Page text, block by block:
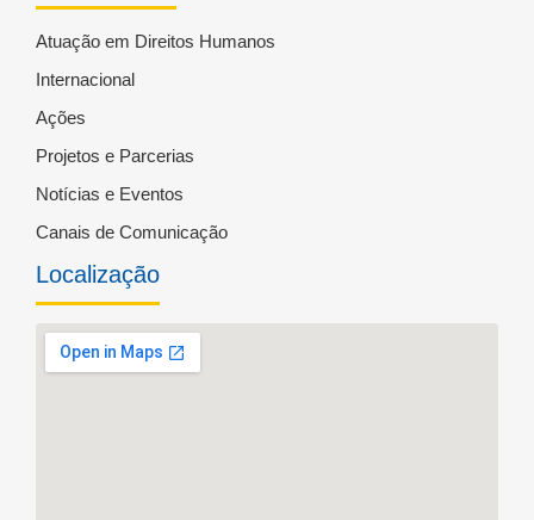
Atuação em Direitos Humanos
Internacional
Ações
Projetos e Parcerias
Notícias e Eventos
Canais de Comunicação
Localização